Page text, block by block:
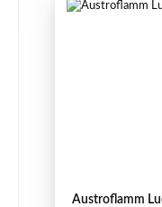
Austroflamm